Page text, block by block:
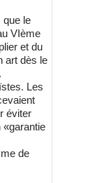
que le
VIème
et du
art dès le
Les
éviter
«garantie
de